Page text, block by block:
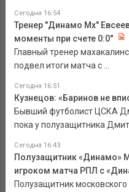
Сегодня 16:54
Тренер "Динамо Мх"
моменты при счете 0:0"
Главный тренер
подвел итоги матча с ...
Сегодня 16:51
Кузнецов: «Баринов не
Бывший футболист ЦСКА
пока у полузащитника
Сегодня 16:43
Полузащитник «Динамо»
игроком матча РПЛ с
Полузащитник